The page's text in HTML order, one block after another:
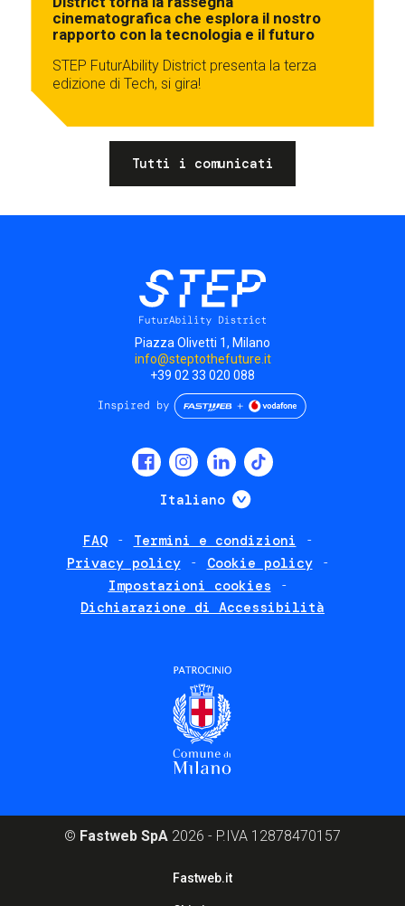
cinematografica che esplora il nostro
rapporto con la tecnologia e il futuro
STEP FuturAbility District presenta la terza
edizione di Tech, si gira!
Tutti i comunicati
Piazza Olivetti 1, Milano
info@steptothefuture.it
+39 02 33 020 088
Italiano Mostra ulteriori
FAQ
Termini e condizioni
Privacy policy
Cookie policy
Impostazioni cookies
Dichiarazione di Accessibilità
© Fastweb SpA 2026 - P.IVA 12878470157
Fastweb.it